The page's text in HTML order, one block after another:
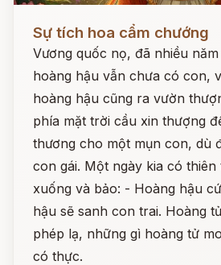
Sự tích hoa cẩm chướng
Vương quốc nọ, đã nhiều
hoàng hậu vẫn chưa có con,
hoàng hậu cũng ra vườn
phía mặt trời cầu xin thượng
thương cho một mụn con, dù
con gái. Một ngày kia có
xuống và bảo: - Hoàng hậu
hậu sẽ sanh con trai. Hoàng
phép lạ, những gì hoàng tử
có thực.